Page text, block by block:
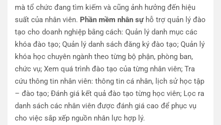
mà tổ chức đang tìm kiếm và cũng ảnh hưởng đến hiệu
suất của nhân viên. Phần mềm nhân sự hỗ trợ quản lý đào
tạo cho doanh nghiệp bằng cách: Quản lý danh mục các
khóa đào tạo; Quản lý danh sách đăng ký đào tạo; Quản lý
khóa học chuyên ngành theo từng bộ phận, phòng ban,
chức vụ; Xem quá trình đào tạo của từng nhân viên; Tra
cứu thông tin nhân viên: thông tin cá nhân, lịch sử học tập
– đào tạo; Đánh giá kết quả đào tạo từng học viên; Lọc ra
danh sách các nhân viên được đánh giá cao để phục vụ
cho việc sắp xếp nguồn nhân lực hợp lý.